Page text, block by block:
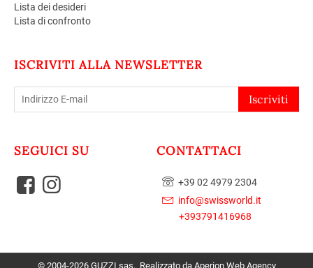
Lista dei desideri
Lista di confronto
ISCRIVITI ALLA NEWSLETTER
Iscriviti
SEGUICI SU CONTATTACI
+39 02 4979 2304
info@swissworld.it
+393791416968
© 2004-2026 GUZZI sas. Realizzato da Aperion Web Agency